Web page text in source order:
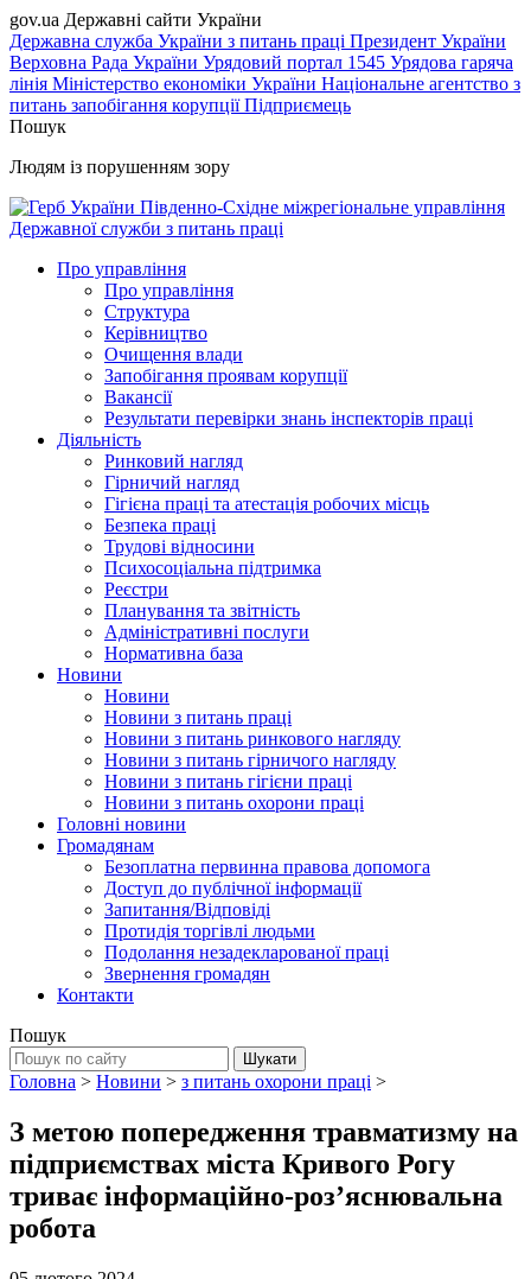
gov.ua Державні сайти України
Державна служба України з питань праці Президент України
Верховна Рада України Урядовий портал 1545 Урядова гаряча
лінія Міністерство економіки України Національне агентство з
питань запобігання корупціїПідприємець
Пошук
Людям із порушенням зору
Південно-Східне міжрегіональне управління
Державної служби з питань праці
Про управління
Про управління
Структура
Керівництво
Очищення влади
Запобігання проявам корупції
Вакансії
Результати перевірки знань інспекторів праці
Діяльність
Ринковий нагляд
Гірничий нагляд
Гігієна праці та атестація робочих місць
Безпека праці
Трудові відносини
Психосоціальна підтримка
Реєстри
Планування та звітність
Адміністративні послуги
Нормативна база
Новини
Новини
Новини з питань праці
Новини з питань ринкового нагляду
Новини з питань гірничого нагляду
Новини з питань гігієни праці
Новини з питань охорони праці
Головні новини
Громадянам
Безоплатна первинна правова допомога
Доступ до публічної інформації
Запитання/Відповіді
Протидія торгівлі людьми
Подолання незадекларованої праці
Звернення громадян
Контакти
Пошук
Головна > Новини > з питань охорони праці >
З метою попередження травматизму на
підприємствах міста Кривого Рогу
триває інформаційно-роз’яснювальна
робота